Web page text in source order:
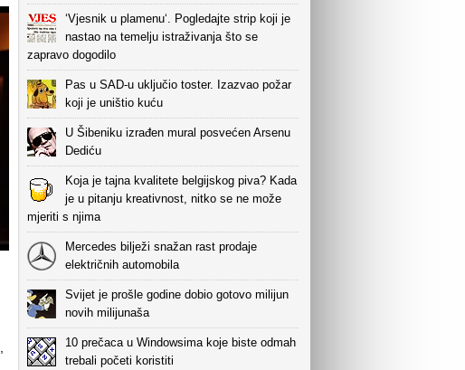
‘Vjesnik u plamenu‘. Pogledajte strip koji je
nastao na temelju istraživanja što se
zapravo dogodilo
Pas u SAD-u uključio toster. Izazvao požar
koji je uništio kuću
U Šibeniku izrađen mural posvećen Arsenu
Dediću
Koja je tajna kvalitete belgijskog piva? Kada
je u pitanju kreativnost, nitko se ne može
mjeriti s njima
Mercedes bilježi snažan rast prodaje
električnih automobila
Svijet je prošle godine dobio gotovo milijun
novih milijunaša
10 prečaca u Windowsima koje biste odmah
trebali početi koristiti